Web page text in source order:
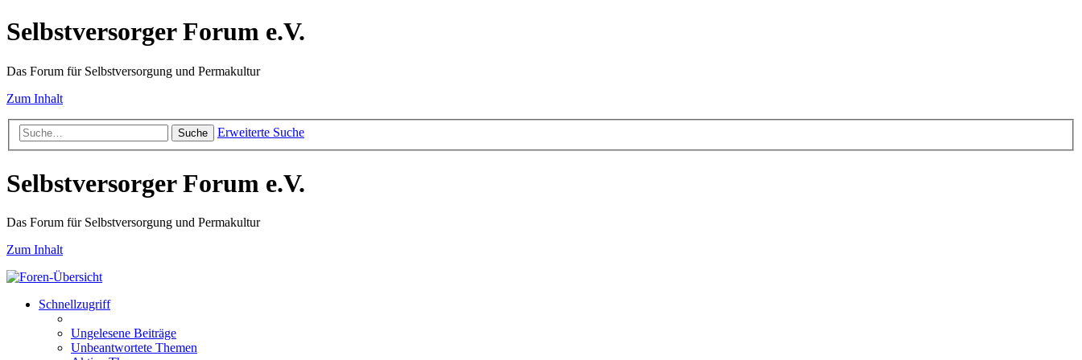
Selbstversorger Forum e.V.
Das Forum für Selbstversorgung und Permakultur
Zum Inhalt
Suche Erweiterte Suche
Selbstversorger Forum e.V.
Das Forum für Selbstversorgung und Permakultur
Zum Inhalt
Schnellzugriff
Ungelesene Beiträge
Unbeantwortete Themen